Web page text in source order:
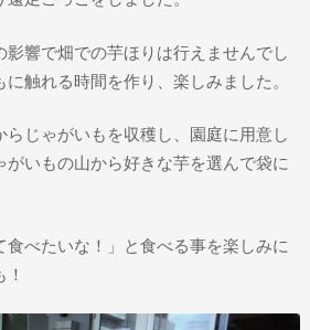
響で畑での芋ほりは行えませんでし
触れる時間を作り、楽しみました。
じゃがいもを収穫し、園庭に用意し
がいもの山から好きな芋を選んで袋に
食べたいな！」と食べる事を楽しみに